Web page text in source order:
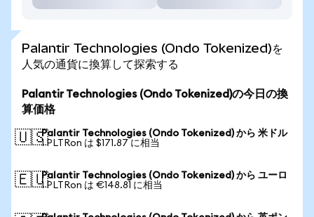
Palantir Technologies (Ondo Tokenized)を
人気の通貨に換算して探索する
Palantir Technologies (Ondo Tokenized)の今日の換
算価格
🇺🇸Palantir Technologies (Ondo Tokenized) から 米ドル
1 PLTRon は $171.87 に相当
🇪🇺Palantir Technologies (Ondo Tokenized) から ユーロ
1 PLTRon は €148.81 に相当